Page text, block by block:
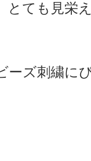
とても見栄
ーズ刺繍に